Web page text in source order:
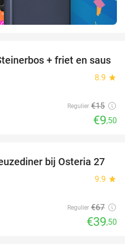
37%
+ friet en saus
8.9 star
Regulier €15
€9,50
41%
bij Osteria 27
9.9 star
Regulier €67
€39,50